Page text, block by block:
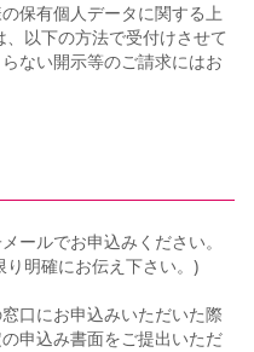
保有個人データに関する上
以下の方法で受付けさせて
ない開示等のご請求にはお
ールでお申込みください。
明確にお伝え下さい。)
口にお申込みいただいた際
申込み書面をご提出いただ